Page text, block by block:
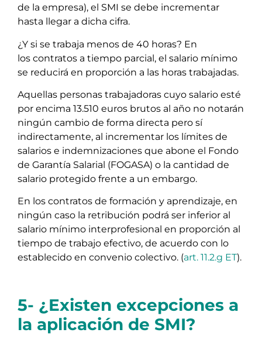
de la empresa), el SMI se debe incrementar
hasta llegar a dicha cifra.
¿Y si se trabaja menos de 40 horas? En
los contratos a tiempo parcial, el salario mínimo
se reducirá en proporción a las horas trabajadas.
Aquellas personas trabajadoras cuyo salario esté
por encima 13.510 euros brutos al año no notarán
ningún cambio de forma directa pero sí
indirectamente, al incrementar los límites de
salarios e indemnizaciones que abone el Fondo
de Garantía Salarial (FOGASA) o la cantidad de
salario protegido frente a un embargo.
En los contratos de formación y aprendizaje, en
ningún caso la retribución podrá ser inferior al
salario mínimo interprofesional en proporción al
tiempo de trabajo efectivo, de acuerdo con lo
establecido en convenio colectivo. (art. 11.2.g ET).
5- ¿Existen excepciones a
la aplicación de SMI?